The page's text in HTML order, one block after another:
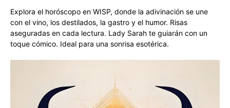
Explora el horóscopo en WISP, donde la adivinación se une
con el vino, los destilados, la gastro y el humor. Risas
aseguradas en cada lectura. Lady Sarah te guiarán con un
toque cómico. Ideal para una sonrisa esotérica.